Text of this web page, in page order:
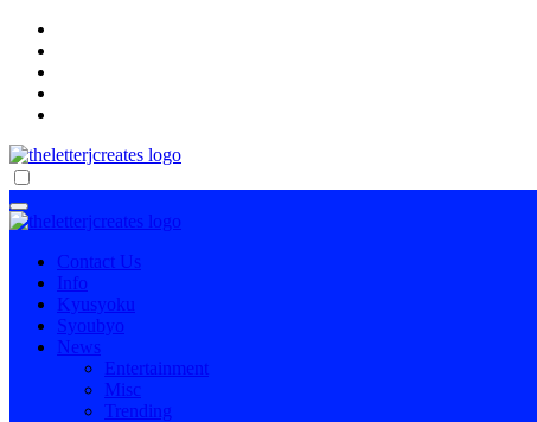
Skip
content
傷病手当金を確実に受け取る方法
Contact Us
Info
Kyusyoku
Syoubyo
News
Entertainment
Misc
Trending